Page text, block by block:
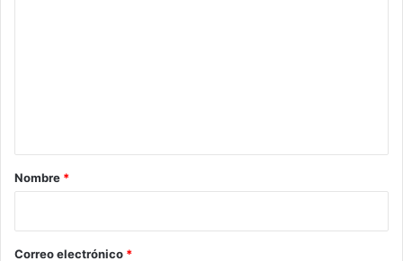
r
*
Nombre *
Correo electrónico *